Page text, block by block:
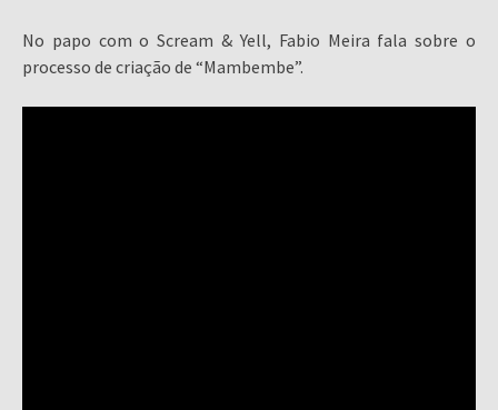
No papo com o Scream & Yell, Fabio Meira fala sobre o
processo de criação de “Mambembe”.